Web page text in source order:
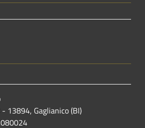
13894, Gaglianico (BI)